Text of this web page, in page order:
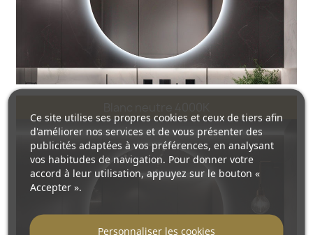
Ce site utilise ses propres cookies et ceux de tiers afin
d'améliorer nos services et de vous présenter des
publicités adaptées à vos préférences, en analysant
vos habitudes de navigation. Pour donner votre
accord à leur utilisation, appuyez sur le bouton «
Accepter ».
Personnaliser les cookies